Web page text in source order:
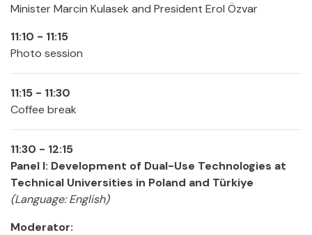
Minister Marcin Kulasek and President Erol Özvar
11:10 - 11:15
Photo session
11:15 - 11:30
Coffee break
11:30 - 12:15
Panel I: Development of Dual-Use Technologies at
Technical Universities in Poland and Türkiye
(Language: English)
Moderator: